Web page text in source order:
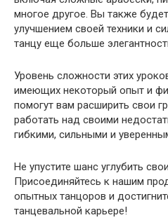
многое другое. Вы также
улучшением своей техники и
танцу еще больше
Уровень сложности этих
имеющих некоторый опыт и
помогут вам расширить свои
работать над своими
гибкими, сильными и
Не упустите шанс углубить
Присоединяйтесь к нашим
опытных танцоров и
танцевальной карьере!